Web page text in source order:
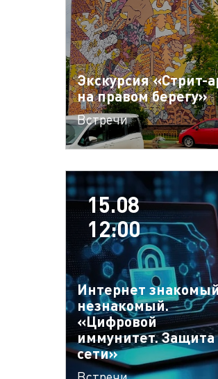
Экскурсия «Стрит-
на правом берегу»
Встречи
15.08
12:00
Интернет
незнакомый.
«Цифровой
иммунитет. Защита
сети»